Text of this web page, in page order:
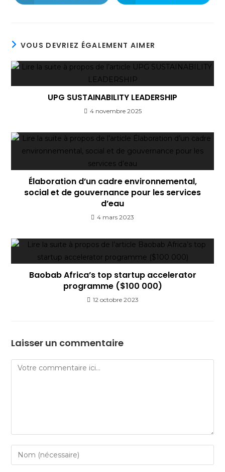
VOUS DEVRIEZ ÉGALEMENT AIMER
UPG SUSTAINABILITY LEADERSHIP
4 novembre 2025
Élaboration d’un cadre environnemental,
social et de gouvernance pour les services
d’eau
4 mars 2023
Baobab Africa’s top startup accelerator
programme ($100 000)
12 octobre 2023
Laisser un commentaire